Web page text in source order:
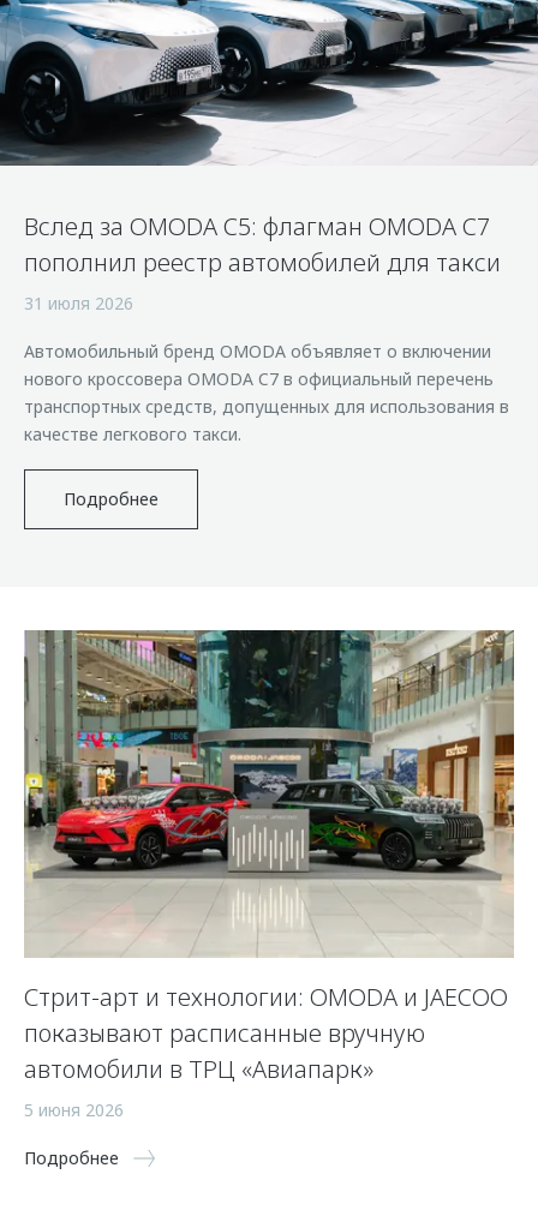
Страхование
Кредитный калькулятор
Аксессуары
Одежда и сувениры
Запчасти
Трейд-ин
Калькулятор трейд-ин
Клиентская поддержка
O&J Автоклуб
Клуб владельцев OMODA
Приложение O&J
Одежда и сувениры
Оригинальные аксессуары
Запчасти
Обратная связь
Вслед за OMODA C5: флагман OMODA C7
пополнил реестр автомобилей для такси
31 июля 2026
Автомобильный бренд OMODA объявляет о включении
нового кроссовера OMODA C7 в официальный перечень
транспортных средств, допущенных для использования в
качестве легкового такси.
Подробнее
Стрит-арт и технологии: OMODA и JAECOO
показывают расписанные вручную
автомобили в ТРЦ «Авиапарк»
5 июня 2026
Подробнее